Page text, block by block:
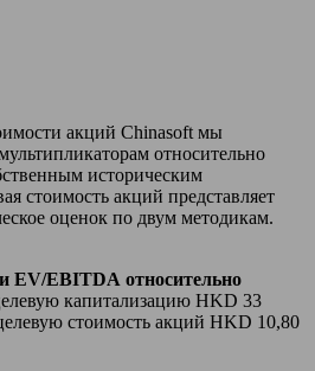
акций Chinasoft мы
относительно
историческим
стоимость акций представляет
оценок по двум методикам.
и EV/EBITDA относительно
капитализацию HKD 33
стоимость акций HKD 10,80